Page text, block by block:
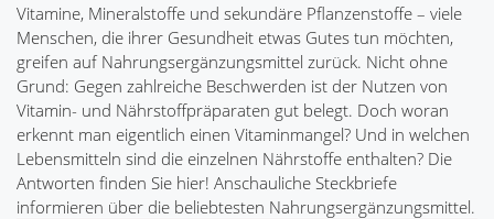
Vitamine, Mineralstoffe und sekundäre Pflanzenstoffe – viele
Menschen, die ihrer Gesundheit etwas Gutes tun möchten,
greifen auf Nahrungsergänzungsmittel zurück. Nicht ohne
Grund: Gegen zahlreiche Beschwerden ist der Nutzen von
Vitamin- und Nährstoffpräparaten gut belegt. Doch woran
erkennt man eigentlich einen Vitaminmangel? Und in welchen
Lebensmitteln sind die einzelnen Nährstoffe enthalten? Die
Antworten finden Sie hier! Anschauliche Steckbriefe
informieren über die beliebtesten Nahrungsergänzungsmittel.